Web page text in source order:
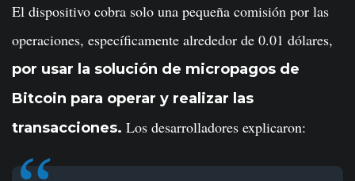
El dispositivo cobra solo una pequeña comisión por las
operaciones, específicamente alrededor de 0.01 dólares,
por usar la solución de micropagos de
Bitcoin para operar y realizar las
transacciones. Los desarrolladores explicaron: